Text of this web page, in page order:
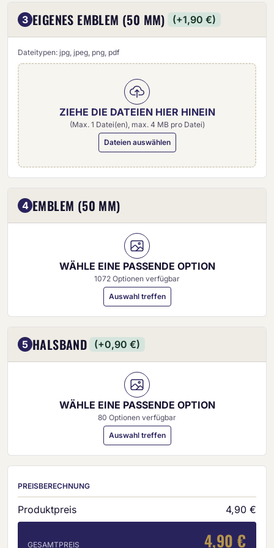
3 EIGENES EMBLEM (50 MM) (+1,90 €)
Dateitypen: jpg, jpeg, png, pdf
ZIEHE DIE DATEIEN HIER HINEIN
(Max. 1 Datei(en), max. 4 MB pro Datei)
Dateien auswählen
4 EMBLEM (50 MM)
WÄHLE EINE PASSENDE OPTION
1072 Optionen verfügbar
Auswahl treffen
5 HALSBAND (+0,90 €)
WÄHLE EINE PASSENDE OPTION
80 Optionen verfügbar
Auswahl treffen
PREISBERECHNUNG
Produktpreis 4,90 €
GESAMTPREIS 4,90 €